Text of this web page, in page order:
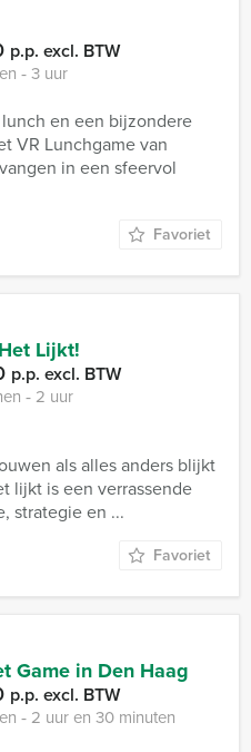
p.p. excl. BTW
‐ 3 uur
en een bijzondere
VR Lunchgame van
in een sfeervol
Favoriet
Lijkt!
p.p. excl. BTW
‐ 2 uur
als alles anders blijkt
lijkt is een verrassende
strategie en ...
Favoriet
Game in Den Haag
p.p. excl. BTW
‐ 2 uur en 30 minuten